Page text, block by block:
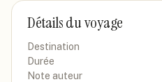
Détails du voyage
Destination
Durée
Note auteur